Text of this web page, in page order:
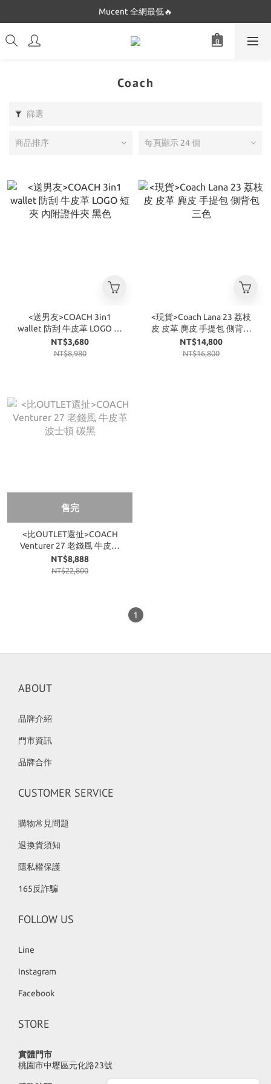
Dickies 最低只要$5XX!!
Mucent 全網最低🔥
Dickies 最低只要$5XX!!
Coach
篩選
商品排序 每頁顯示 24 個
<送男友>COACH 3in1
wallet 防刮 牛皮革 LOGO 短
夾 內附證件夾 黑色
NT$3,680
NT$8,980
<現貨>Coach Lana 23 荔枝
皮 皮革 麂皮 手提包 側背包
三色
NT$14,800
NT$16,800
售完
<比OUTLET還扯>COACH
Venturer 27 老錢風 牛皮革
波士頓 碳黑
NT$8,888
NT$22,800
1
ABOUT
品牌介紹
門市資訊
品牌合作
CUSTOMER SERVICE
購物常見問題
退換貨須知
隱私權保護
165反詐騙
FOLLOW US
Line
Instagram
Facebook
STORE
實體門市
桃園市中壢區元化路23號